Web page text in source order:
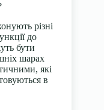
різні
до
бути
шарах
які
в